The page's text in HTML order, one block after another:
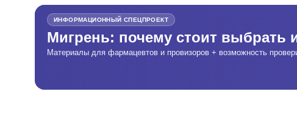
ИНФОРМАЦИОННЫЙ СПЕЦПРОЕКТ
Мигрень: почему стоит выбрать
Материалы для фармацевтов и провизоров + возможность